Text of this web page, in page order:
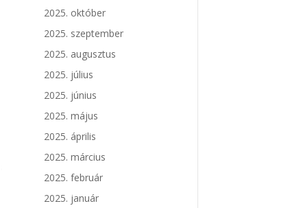
2025. október
2025. szeptember
2025. augusztus
2025. július
2025. június
2025. május
2025. április
2025. március
2025. február
2025. január